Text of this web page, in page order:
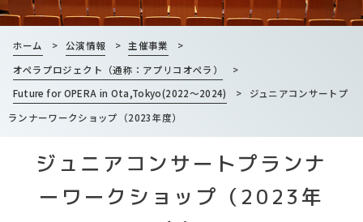
ホーム > 公演情報 > 主催事業
>
オペラプロジェクト（通称：アプリコオペラ）
>
Future for OPERA in Ota,Tokyo(2022～2024)
>
ジュニアコンサートプ
ランナーワークショップ（2023年度）
ジュニアコンサートプランナ
ーワークショップ（2023年